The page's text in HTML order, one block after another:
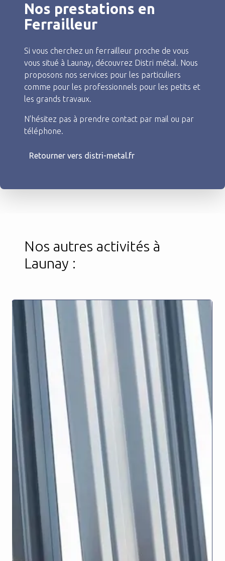
Nos prestations en
Ferrailleur
Si vous cherchez un ferrailleur proche de vous
vous situé à Launay, découvrez Distri métal. Nous
proposons nos services pour les particuliers
comme pour les professionnels pour les petits et
les grands travaux.
N'hésitez pas à prendre contact par mail ou par
téléphone.
Retourner vers distri-metal.fr
Nos autres activités à
Launay :